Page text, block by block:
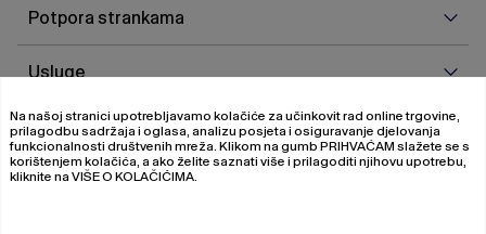
Potpora strankama
Usluge
O
O nama
Na našoj stranici upotrebljavamo kolačiće za učinkovit rad online trgovine,
prilagodbu sadržaja i oglasa, analizu posjeta i osiguravanje djelovanja
funkcionalnosti društvenih mreža. Klikom na gumb PRIHVAĆAM slažete se s
korištenjem kolačića, a ako želite saznati više i prilagoditi njihovu upotrebu,
kliknite na VIŠE O KOLAČIĆIMA.